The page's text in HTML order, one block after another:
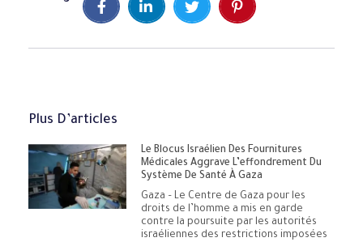
Plus D’articles
Le Blocus Israélien Des Fournitures
Médicales Aggrave L’effondrement Du
Système De Santé À Gaza
Gaza – Le Centre de Gaza pour les
droits de l’homme a mis en garde
contre la poursuite par les autorités
israéliennes des restrictions imposées